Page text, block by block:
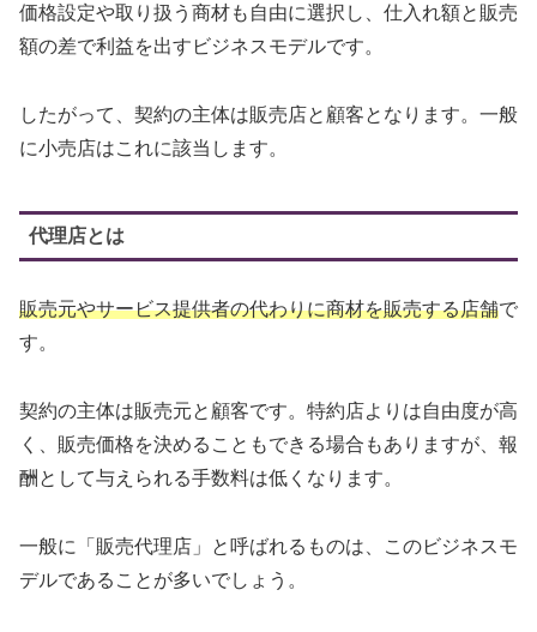
価格設定や取り扱う商材も自由に選択し、仕入れ額と販売
額の差で利益を出すビジネスモデルです。
したがって、契約の主体は販売店と顧客となります。一般
に小売店はこれに該当します。
代理店とは
販売元やサービス提供者の代わりに商材を販売する店舗で
す。
契約の主体は販売元と顧客です。特約店よりは自由度が高
く、販売価格を決めることもできる場合もありますが、報
酬として与えられる手数料は低くなります。
一般に「販売代理店」と呼ばれるものは、このビジネスモ
デルであることが多いでしょう。